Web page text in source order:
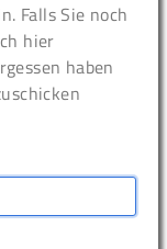
Falls Sie noch
hier
haben